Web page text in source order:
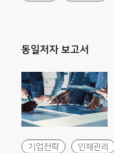
동일저자 보고서
기업전략 인재관리